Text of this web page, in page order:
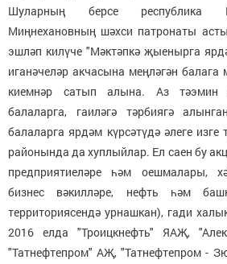
Шуларның берсе республика
Миңнехановның шәхси патронаты
эшләп килүче "Мәктәпкә җыенырга
иганәчеләр акчасына меңләгән балага
киемнәр сатып алына. Аз тәэмин
балаларга, гаиләгә тәрбиягә
балаларга ярдәм күрсәтүдә әлеге
районында да хуплыйлар. Ел саен бу
предприятиеләре һәм оешмалары,
бизнес вәкилләре, нефть һәм
территориясендә урнашкан), гади
2016 елда "Троицкнефть" ЯАҖ,
"Татнефтепром" АҖ, "Татнефтепром -